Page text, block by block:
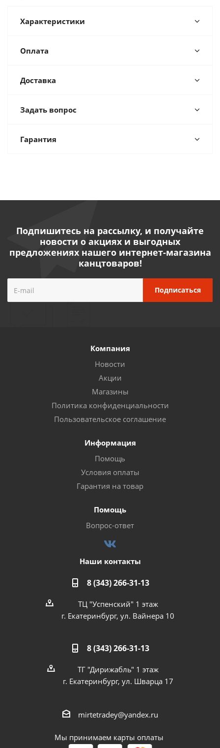
Характеристики
Оплата
Доставка
Задать вопрос
Гарантия
Подпишитесь на рассылку, и получайте
новости о акциях и выгодных
предложениях нашего интернет-магазина
канцтоваров!
Компания
Новости
Акции
Магазины
Политика конфиденциальности
Пользовательское соглашение
Информация
Помощь
Условия оплаты
Гарантия на товар
Помощь
Вопрос-ответ
Наши контакты
8 (343) 266-31-13
ТЦ "Успенский" 1 этаж
г. Екатеринбург, ул. Вайнера 10
8 (343) 266-31-13
ТГ "Дирижабль" 1 этаж
г. Екатеринбург, ул. Шварца 17
mirtetradey@yandex.ru
Мы принимаем карты оплаты